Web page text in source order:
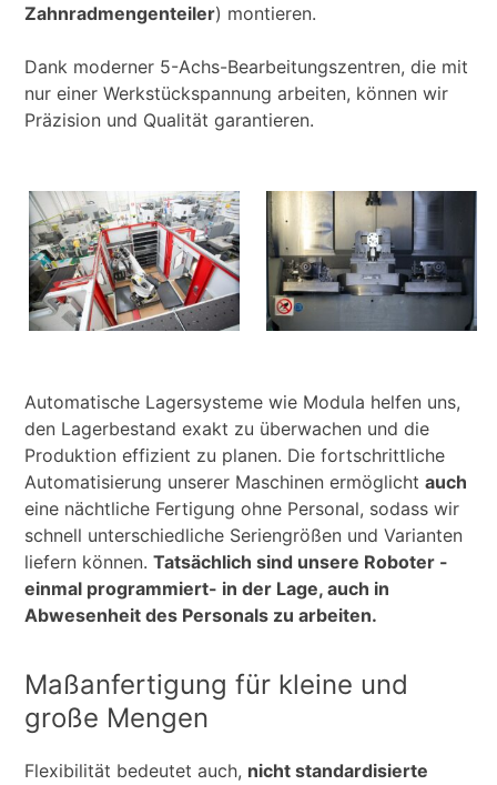
Zahnradmengenteiler) montieren.
Dank moderner 5-Achs-Bearbeitungszentren, die mit
nur einer Werkstückspannung arbeiten, können wir
Präzision und Qualität garantieren.
Automatische Lagersysteme wie Modula helfen uns,
den Lagerbestand exakt zu überwachen und die
Produktion effizient zu planen. Die fortschrittliche
Automatisierung unserer Maschinen ermöglichtauch
eine nächtliche Fertigung ohne Personal, sodass wir
schnell unterschiedliche Seriengrößen und Varianten
liefern können.Tatsächlich sind unsere Roboter -
einmal programmiert- in der Lage, auch in
Abwesenheit des Personals zu arbeiten.
Maßanfertigung für kleine und
große Mengen
Flexibilität bedeutet auch, nicht standardisierte